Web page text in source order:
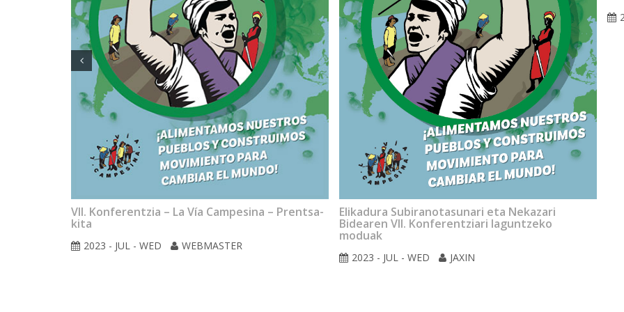
VII. Konferentzia – La Vía Campesina – Prentsa-
kita
2023 - JUL - WED WEBMASTER
Elikadura Subiranotasunari eta Nekazari
Bidearen VII. Konferentziari laguntzeko
moduak
2023 - JUL - WED JAXIN